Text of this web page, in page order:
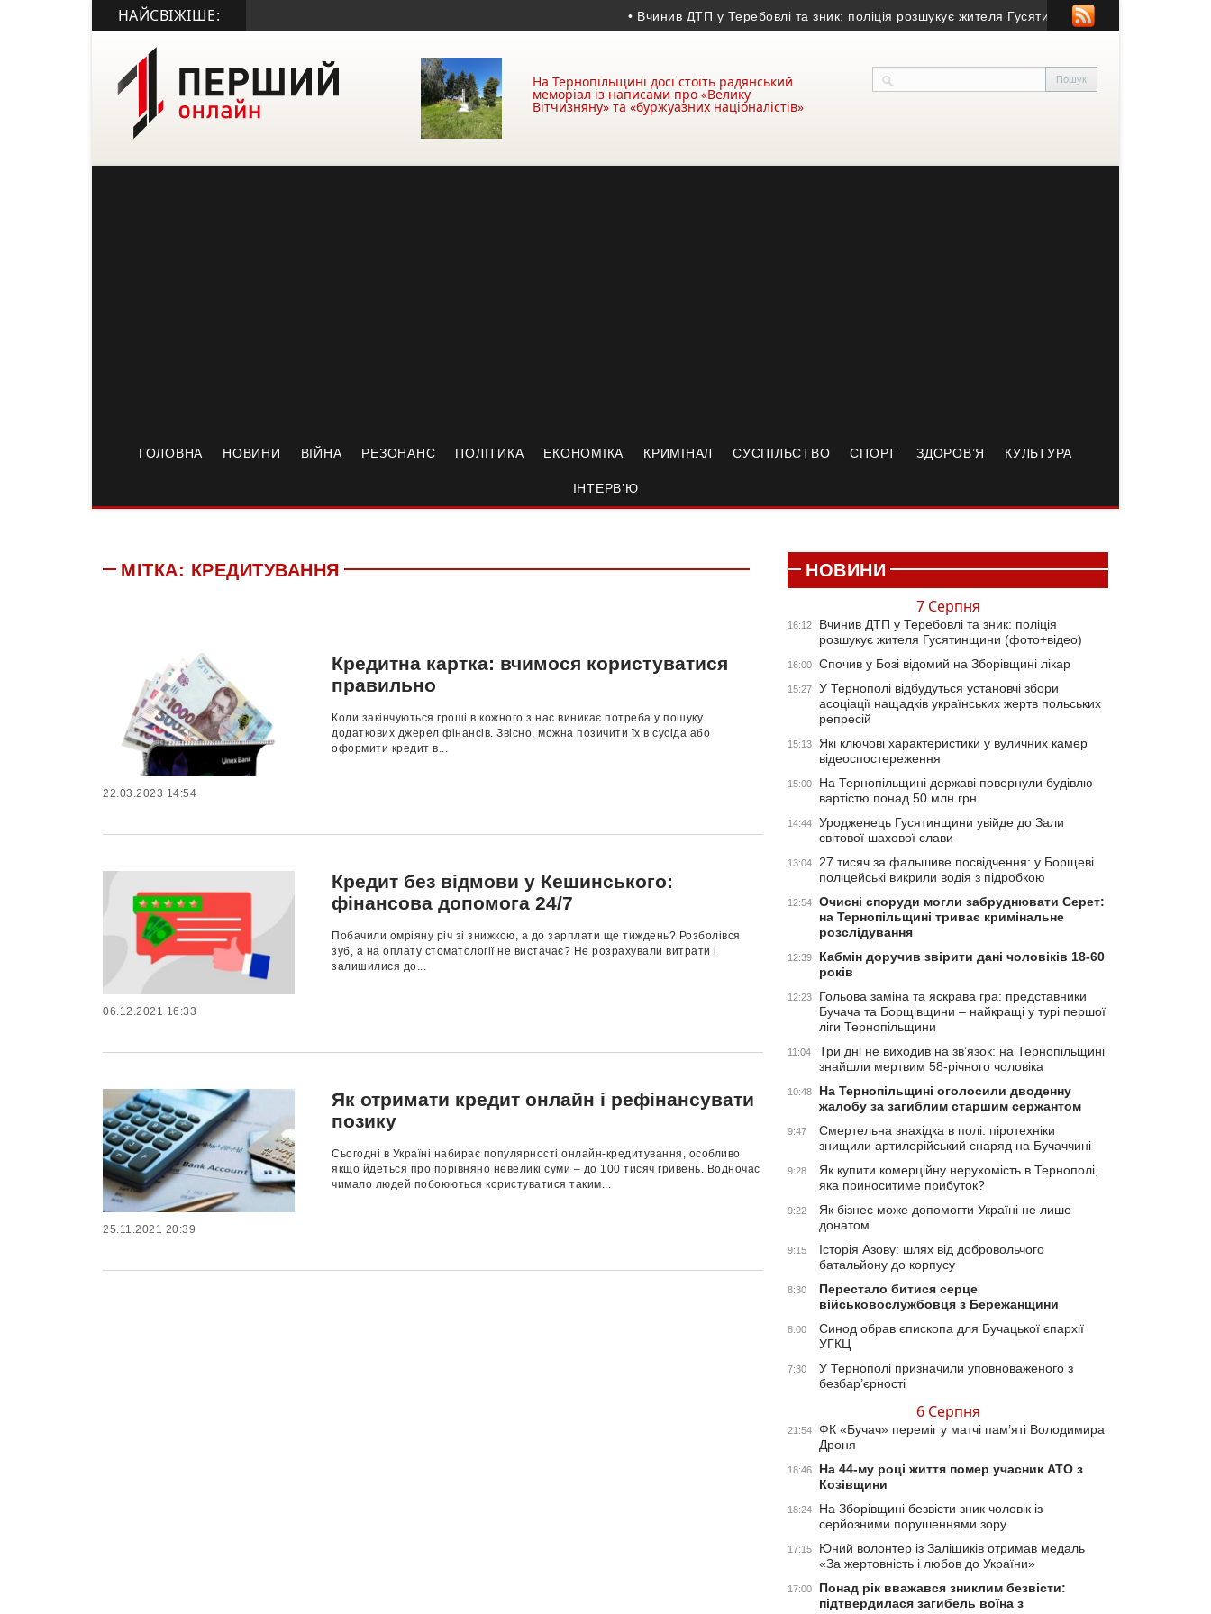
НАЙСВІЖІШЕ: • Вчинив ДТП у Теребовлі та зник: поліція розшукує жителя Гусятинщини (фото+відео)
На Тернопільщині досі стоїть радянський
меморіал із написами про «Велику
Вітчизняну» та «буржуазних націоналістів»
ГОЛОВНА НОВИНИ ВІЙНА РЕЗОНАНС ПОЛІТИКА ЕКОНОМІКА КРИМІНАЛ СУСПІЛЬСТВО СПОРТ ЗДОРОВ’Я КУЛЬТУРА
ІНТЕРВ’Ю
МІТКА: КРЕДИТУВАННЯ
Кредитна картка: вчимося користуватися
правильно
Коли закінчуються гроші в кожного з нас виникає потреба у пошуку
додаткових джерел фінансів. Звісно, можна позичити їх в сусіда або
оформити кредит в...
22.03.2023 14:54
Кредит без відмови у Кешинського:
фінансова допомога 24/7
Побачили омріяну річ зі знижкою, а до зарплати ще тиждень? Розболівся
зуб, а на оплату стоматології не вистачає? Не розрахували витрати і
залишилися до...
06.12.2021 16:33
Як отримати кредит онлайн і рефінансувати
позику
Сьогодні в Україні набирає популярності онлайн-кредитування, особливо
якщо йдеться про порівняно невеликі суми – до 100 тисяч гривень. Водночас
чимало людей побоюються користуватися таким...
25.11.2021 20:39
НОВИНИ
7 Серпня
16:12
Вчинив ДТП у Теребовлі та зник: поліція
розшукує жителя Гусятинщини (фото+відео)
16:00 Спочив у Бозі відомий на Зборівщині лікар
15:27
У Тернополі відбудуться установчі збори
асоціації нащадків українських жертв польських
репресій
15:13
Які ключові характеристики у вуличних камер
відеоспостереження
15:00
На Тернопільщині державі повернули будівлю
вартістю понад 50 млн грн
14:44
Уродженець Гусятинщини увійде до Зали
світової шахової слави
13:04
27 тисяч за фальшиве посвідчення: у Борщеві
поліцейські викрили водія з підробкою
12:54
Очисні споруди могли забруднювати Серет:
на Тернопільщині триває кримінальне
розслідування
12:39
Кабмін доручив звірити дані чоловіків 18-60
років
12:23
Гольова заміна та яскрава гра: представники
Бучача та Борщівщини – найкращі у турі першої
ліги Тернопільщини
11:04
Три дні не виходив на зв’язок: на Тернопільщині
знайшли мертвим 58-річного чоловіка
10:48
На Тернопільщині оголосили дводенну
жалобу за загиблим старшим сержантом
9:47
Смертельна знахідка в полі: піротехніки
знищили артилерійський снаряд на Бучаччині
9:28
Як купити комерційну нерухомість в Тернополі,
яка приноситиме прибуток?
9:22
Як бізнес може допомогти Україні не лише
донатом
9:15
Історія Азову: шлях від добровольчого
батальйону до корпусу
8:30
Перестало битися серце
військовослужбовця з Бережанщини
8:00
Синод обрав єпископа для Бучацької єпархії
УГКЦ
7:30
У Тернополі призначили уповноваженого з
безбар’єрності
6 Серпня
21:54
ФК «Бучач» переміг у матчі пам’яті Володимира
Дроня
18:46
На 44-му році життя помер учасник АТО з
Козівщини
18:24
На Зборівщині безвісти зник чоловік із
серйозними порушеннями зору
17:15
Юний волонтер із Заліщиків отримав медаль
«За жертовність і любов до України»
17:00
Понад рік вважався зниклим безвісти:
підтвердилася загибель воїна з